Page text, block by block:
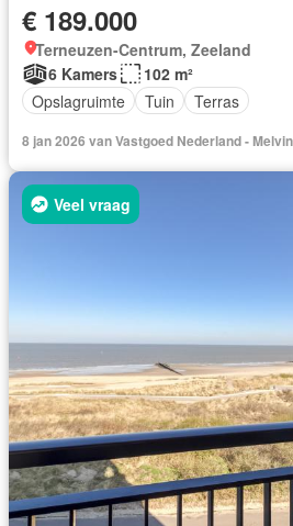
€ 189.000
Terneuzen-Centrum, Zeeland
6 Kamers
102 m²
Opslagruimte
Tuin Terras
8 jan 2026 van Vastgoed Nederland -
Veel vraag